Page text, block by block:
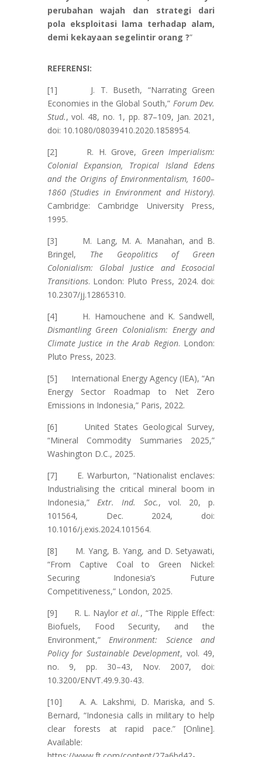
perubahan wajah dan strategi dari
pola eksploitasi lama terhadap alam,
demi kekayaan segelintir orang ?”
REFERENSI:
[1] J. T. Buseth, “Narrating Green
Economies in the Global South,” Forum Dev.
Stud., vol. 48, no. 1, pp. 87–109, Jan. 2021,
doi: 10.1080/08039410.2020.1858954.
[2] R. H. Grove, Green Imperialism:
Colonial Expansion, Tropical Island Edens
and the Origins of Environmentalism, 1600–
1860 (Studies in Environment and History).
Cambridge: Cambridge University Press,
1995.
[3] M. Lang, M. A. Manahan, and B.
Bringel, The Geopolitics of Green
Colonialism: Global Justice and Ecosocial
Transitions. London: Pluto Press, 2024. doi:
10.2307/jj.12865310.
[4] H. Hamouchene and K. Sandwell,
Dismantling Green Colonialism: Energy and
Climate Justice in the Arab Region. London:
Pluto Press, 2023.
[5] International Energy Agency (IEA), “An
Energy Sector Roadmap to Net Zero
Emissions in Indonesia,” Paris, 2022.
[6] United States Geological Survey,
“Mineral Commodity Summaries 2025,”
Washington D.C., 2025.
[7] E. Warburton, “Nationalist enclaves:
Industrialising the critical mineral boom in
Indonesia,” Extr. Ind. Soc., vol. 20, p.
101564, Dec. 2024, doi:
10.1016/j.exis.2024.101564.
[8] M. Yang, B. Yang, and D. Setyawati,
“From Captive Coal to Green Nickel:
Securing Indonesia’s Future
Competitiveness,” London, 2025.
[9] R. L. Nayloret al., “The Ripple Effect:
Biofuels, Food Security, and the
Environment,”Environment: Science and
Policy for Sustainable Development, vol. 49,
no. 9, pp. 30–43, Nov. 2007, doi:
10.3200/ENVT.49.9.30-43.
[10] A. A. Lakshmi, D. Mariska, and S.
Bernard, “Indonesia calls in military to help
clear forests at rapid pace.” [Online].
Available: